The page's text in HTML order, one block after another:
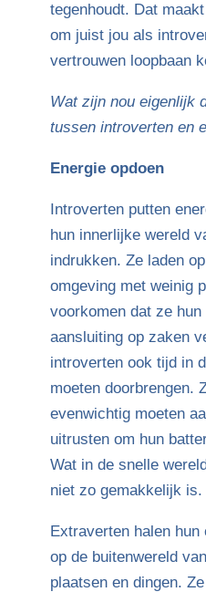
tegenhoudt. Dat
om juist jou als
vertrouwen loopbaan
Wat zijn nou eigenlijk
tussen introverten en
Energie opdoen
Introverten putten
hun innerlijke wereld
indrukken. Ze laden
omgeving met weinig
voorkomen dat ze
aansluiting op zaken
introverten ook tijd in
moeten doorbrengen.
evenwichtig moeten
uitrusten om hun
Wat in de snelle
niet zo gemakkelijk is.
Extraverten halen
op de buitenwereld
plaatsen en dingen.